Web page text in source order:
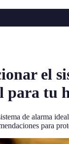
el
para tu
de alarma
para